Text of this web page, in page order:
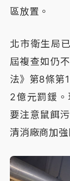
區放置。
北市衛生局
屆複查如仍
法》第8條第
2億元罰鍰
要注意鼠餌
清消廠商加